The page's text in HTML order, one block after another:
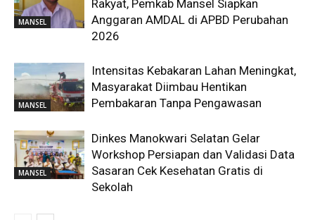
MANSEL
Rakyat, Pemkab Mansel Siapkan
Anggaran AMDAL di APBD Perubahan
2026
MANSEL
Intensitas Kebakaran Lahan Meningkat,
Masyarakat Diimbau Hentikan
Pembakaran Tanpa Pengawasan
MANSEL
Dinkes Manokwari Selatan Gelar
Workshop Persiapan dan Validasi Data
Sasaran Cek Kesehatan Gratis di
Sekolah